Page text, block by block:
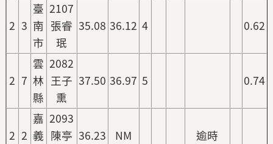
2 3
臺
南
市
2107
張睿
珉
35.08 36.12 4 0.62
2 7
雲
林
縣
2082
王子
熏
37.50 36.97 5 0.74
2 2
嘉
義
2093
陳亭 36.23 NM 逾時